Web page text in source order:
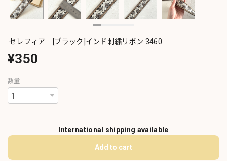
セレフィア [ブラック]インド刺繍リボン 3460
¥350
数量
International shipping available
Add to cart